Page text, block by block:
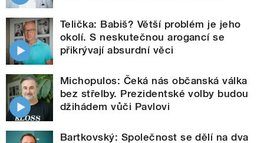
Telička: Babiš? Větší problém je jeho
okolí. S neskutečnou arogancí se
přikrývají absurdní věci
Michopulos: Čeká nás občanská válka
bez střelby. Prezidentské volby budou
džihádem vůči Pavlovi
Bartkovský: Společnost se dělí na dva